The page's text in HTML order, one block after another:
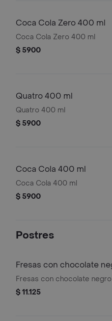
Coca Cola Zero 400 ml
Coca Cola Zero 400 ml
$ 5900
Quatro 400 ml
Quatro 400 ml
$ 5900
Coca Cola 400 ml
Coca Cola 400 ml
$ 5900
Postres
Fresas con chocolate
Fresas con chocolate negro
$ 11.125